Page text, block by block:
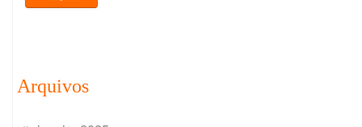
Arquivos